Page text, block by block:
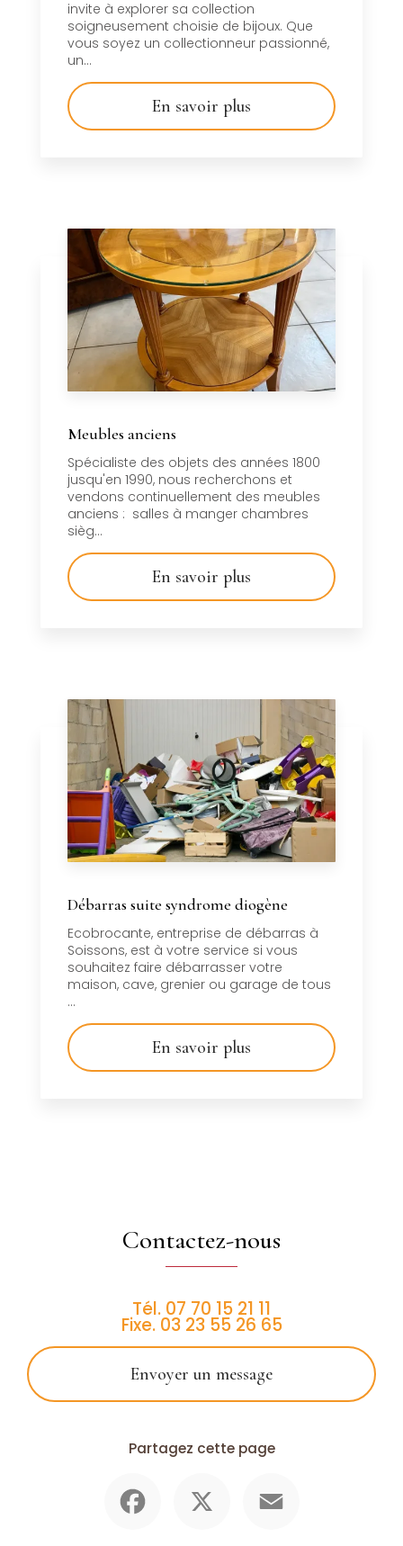
invite à explorer sa collection
soigneusement choisie de bijoux. Que
vous soyez un collectionneur passionné,
un...
En savoir plus
Meubles anciens
Spécialiste des objets des années 1800
jusqu'en 1990, nous recherchons et
vendons continuellement des meubles
anciens : salles à manger chambres
sièg...
En savoir plus
Débarras suite syndrome diogène
Ecobrocante, entreprise de débarras à
Soissons, est à votre service si vous
souhaitez faire débarrasser votre
maison, cave, grenier ou garage de tous
...
En savoir plus
Contactez-nous
Tél. 07 70 15 21 11
Fixe. 03 23 55 26 65
Envoyer un message
Partagez cette page